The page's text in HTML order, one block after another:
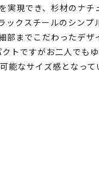
実現でき、杉材のナ
ックスチールのシン
部までこだわったデ
トですがお二人でも
能なサイズ感となっ